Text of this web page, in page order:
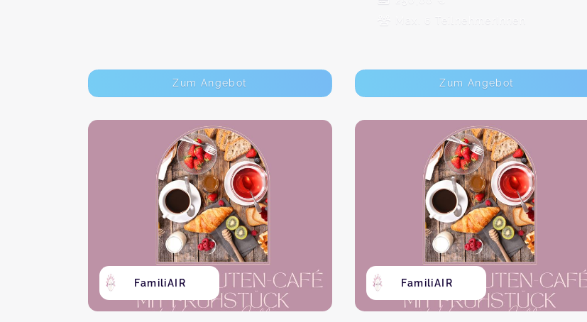
Zum Angebot
Max. 6 TeilnehmerInnen
Zum Angebot
FamiliAIR FamiliAIR